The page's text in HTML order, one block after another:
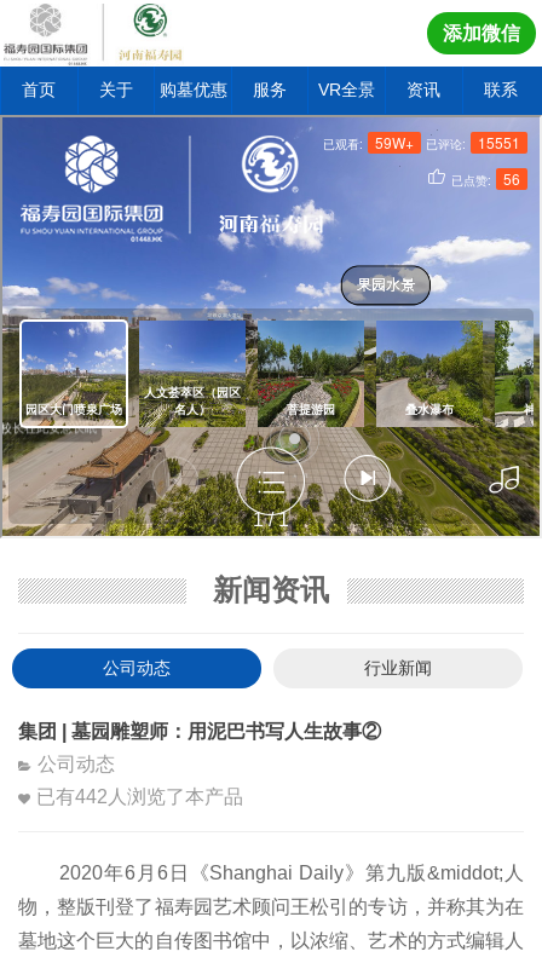
添加微信
首页 关于 购墓优惠 服务 VR全景 资讯 联系
1/1
新闻资讯
公司动态 行业新闻
集团 | 墓园雕塑师：用泥巴书写人生故事②
公司动态
已有442 人浏览了本产品
2020年6月6日《Shanghai Daily》第九版&middot;人
物，整版刊登了福寿园艺术顾问王松引的专访，并称其为在
墓地这个巨大的自传图书馆中，以浓缩、艺术的方式编辑人